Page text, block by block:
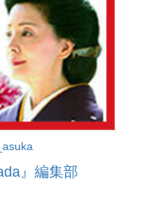
』編集部